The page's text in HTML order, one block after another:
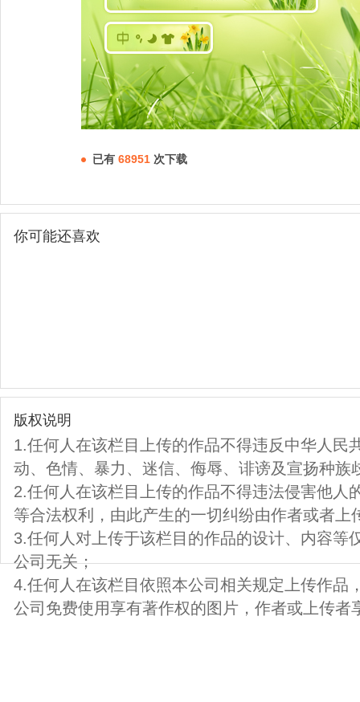
已有 68951 次下载
你可能还喜欢
版权说明
1.任何人在该栏目上传的作品不得违反中华人民
动、色情、暴力、迷信、侮辱、诽谤及宣扬种族
2.任何人在该栏目上传的作品不得违法侵害他人
等合法权利，由此产生的一切纠纷由作者或者上
3.任何人对上传于该栏目的作品的设计、内容等
公司无关；
4.任何人在该栏目依照本公司相关规定上传作品
公司免费使用享有著作权的图片，作者或上传者